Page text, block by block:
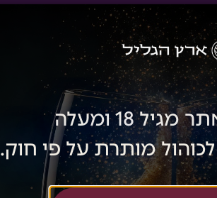
התחברות
יינות לאנשים שמבינים
שלנו ולקבל מבצעים והנחות למייל!
18 ומעלה
מותרת על פי חוק.